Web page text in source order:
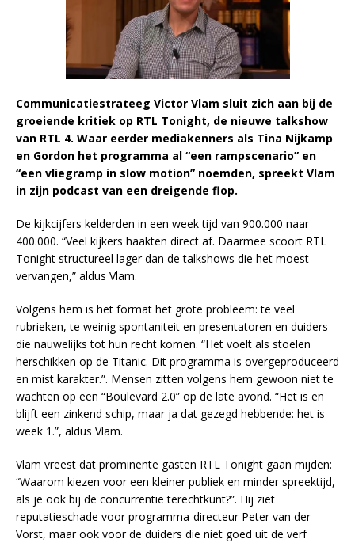
Communicatiestrateeg Victor Vlam sluit zich aan bij de
groeiende kritiek op RTL Tonight, de nieuwe talkshow
van RTL 4. Waar eerder mediakenners als Tina Nijkamp
en Gordon het programma al “een rampscenario” en
“een vliegramp in slow motion” noemden, spreekt Vlam
in zijn podcast van een dreigende flop.
De kijkcijfers kelderden in een week tijd van 900.000 naar
400.000. “Veel kijkers haakten direct af. Daarmee scoort RTL
Tonight structureel lager dan de talkshows die het moest
vervangen,” aldus Vlam.
Volgens hem is het format het grote probleem: te veel
rubrieken, te weinig spontaniteit en presentatoren en duiders
die nauwelijks tot hun recht komen. “Het voelt als stoelen
herschikken op de Titanic. Dit programma is overgeproduceerd
en mist karakter.”. Mensen zitten volgens hem gewoon niet te
wachten op een “Boulevard 2.0” op de late avond. “Het is en
blijft een zinkend schip, maar ja dat gezegd hebbende: het is
week 1.”, aldus Vlam.
Vlam vreest dat prominente gasten RTL Tonight gaan mijden:
“Waarom kiezen voor een kleiner publiek en minder spreektijd,
als je ook bij de concurrentie terechtkunt?”. Hij ziet
reputatieschade voor programma-directeur Peter van der
Vorst, maar ook voor de duiders die niet goed uit de verf